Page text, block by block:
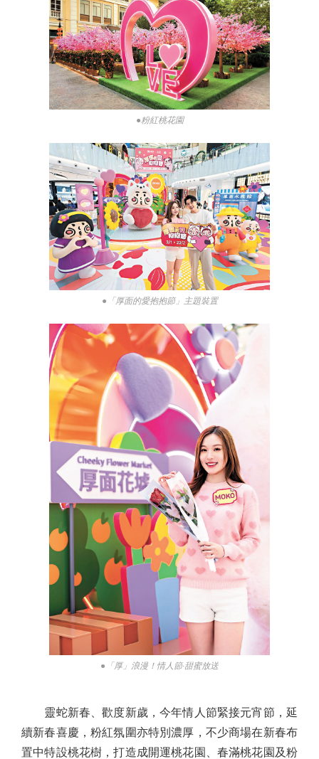
●粉紅桃花園
●「厚面的愛抱抱節」主題裝置
●「厚」浪漫！情人節·甜蜜放送
靈蛇新春、歡度新歲，今年情人節緊接元宵節，延
續新春喜慶，粉紅氛圍亦特別濃厚，不少商場在新春布
置中特設桃花樹，打造成開運桃花園、春滿桃花園及粉